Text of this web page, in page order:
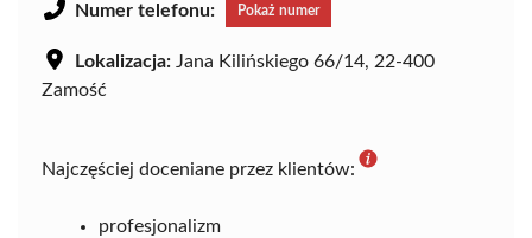
Numer telefonu: Pokaż numer
Lokalizacja: Jana Kilińskiego 66/14, 22-400
Zamość
Najczęściej doceniane przez klientów:
profesjonalizm